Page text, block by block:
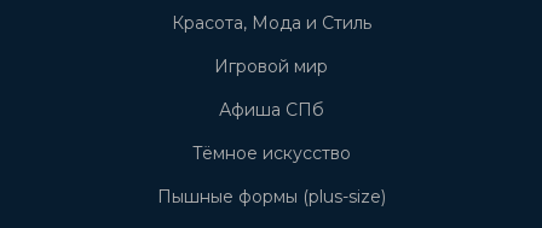
Красота, Мода и Стиль
Игровой мир
Афиша СПб
Тёмное искусство
Пышные формы (plus-size)